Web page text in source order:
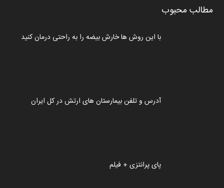
مطالب محبوب
با این روش ها خارش بیضه را به راحتی درمان کنید
آدرس و تلفن بیمارستان های ارتش در کل ایران
پای پرانتزی + فیلم